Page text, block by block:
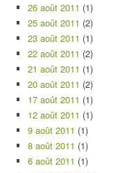
26 août 2011 (1)
25 août 2011 (2)
23 août 2011 (1)
22 août 2011 (2)
21 août 2011 (1)
20 août 2011 (2)
17 août 2011 (1)
12 août 2011 (1)
9 août 2011 (1)
8 août 2011 (1)
6 août 2011 (1)